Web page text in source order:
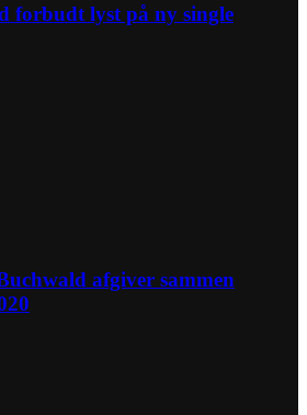
forbudt lyst på ny single
afgiver sammen